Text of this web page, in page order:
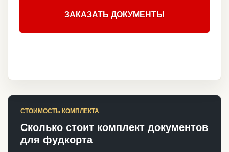
ЗАКАЗАТЬ ДОКУМЕНТЫ
СТОИМОСТЬ КОМПЛЕКТА
Сколько стоит комплект документов
для фудкорта